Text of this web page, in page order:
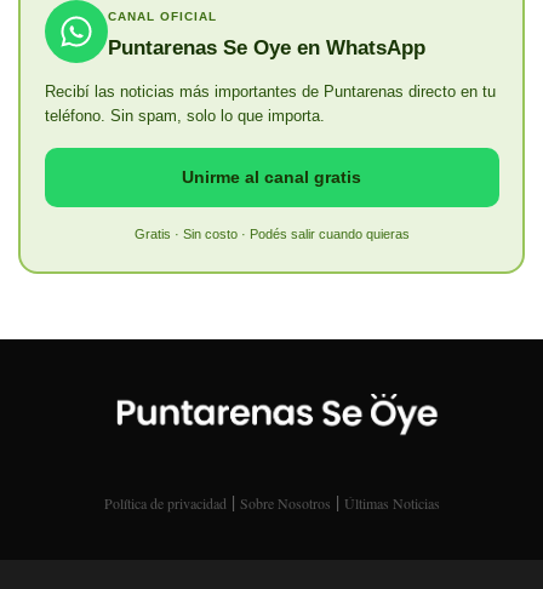
CANAL OFICIAL
Puntarenas Se Oye en WhatsApp
Recibí las noticias más importantes de Puntarenas directo en tu
teléfono. Sin spam, solo lo que importa.
Unirme al canal gratis
Gratis · Sin costo · Podés salir cuando quieras
Política de privacidad | Sobre Nosotros | Últimas Noticias